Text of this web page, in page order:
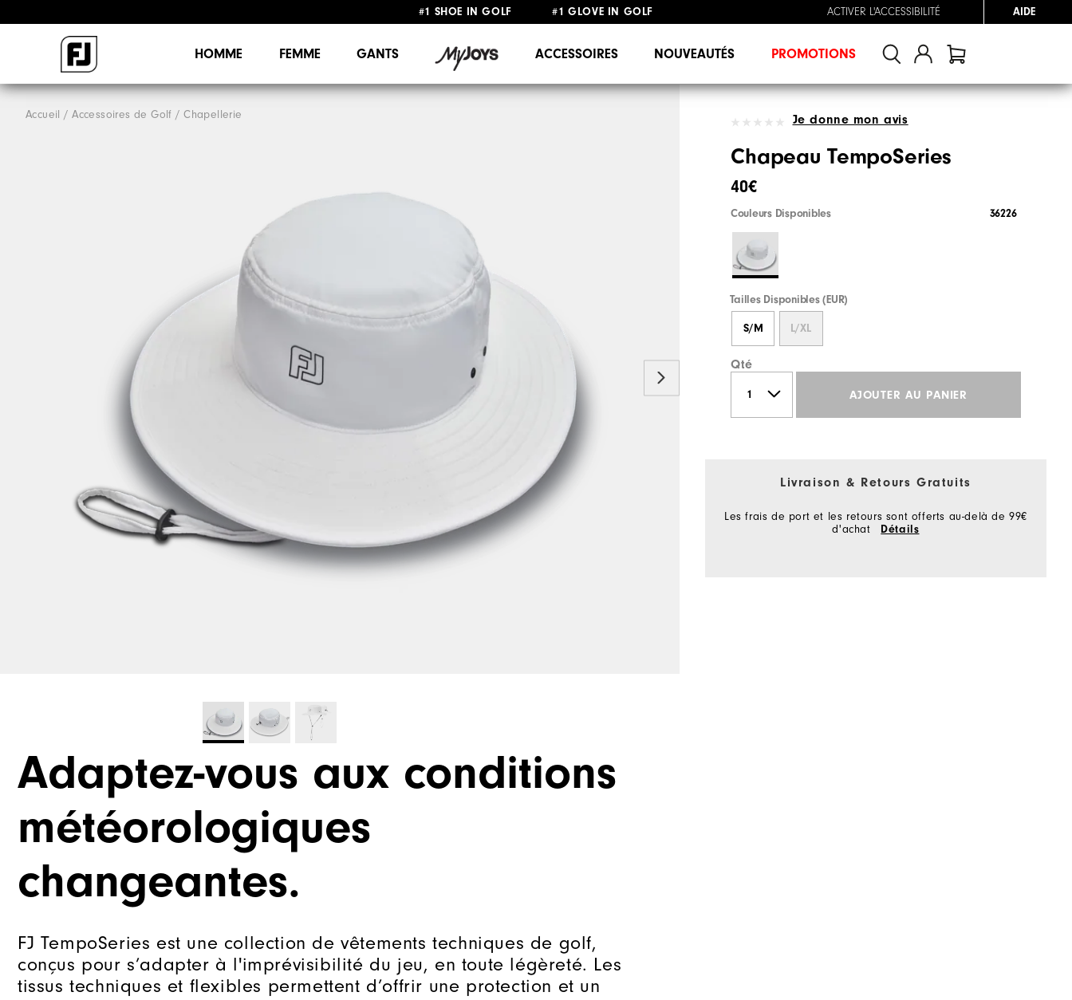
#1 SHOE IN GOLF #1 GLOVE IN GOLF
ACTIVER L'ACCESSIBILITÉ AIDE
HOMME FEMME GANTS ACCESSOIRES NOUVEAUTÉS PROMOTIONS
Accueil Accessoires de Golf Chapellerie Je donne mon avis
Chapeau TempoSeries
40€
Couleurs Disponibles 36226
Tailles Disponibles (EUR)
S/M L/XL
Qté
AJOUTER AU PANIER
Livraison & Retours Gratuits
Les frais de port et les retours sont offerts au-delà de 99€
d'achat
Détails
Adaptez-vous aux conditions
météorologiques
changeantes.
FJ TempoSeries est une collection de vêtements techniques de golf,
conçus pour s’adapter à l'imprévisibilité du jeu, en toute légèreté. Les
tissus techniques et flexibles permettent d’offrir une protection et un